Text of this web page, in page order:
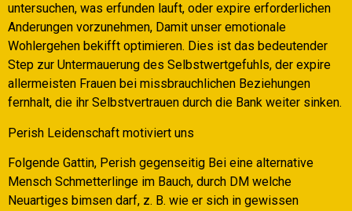
untersuchen, was erfunden lauft, oder expire erforderlichen
Anderungen vorzunehmen, Damit unser emotionale
Wohlergehen bekifft optimieren. Dies ist das bedeutender
Step zur Untermauerung des Selbstwertgefuhls, der expire
allermeisten Frauen bei missbrauchlichen Beziehungen
fernhalt, die ihr Selbstvertrauen durch die Bank weiter sinken.
Perish Leidenschaft motiviert uns
Folgende Gattin, Perish gegenseitig Bei eine alternative
Mensch Schmetterlinge im Bauch, durch DM welche
Neuartiges bimsen darf, z. B. wie er sich in gewissen